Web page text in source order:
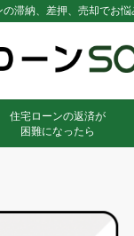
滞納、差押、売却でお
住宅ローンの返済が
困難になったら